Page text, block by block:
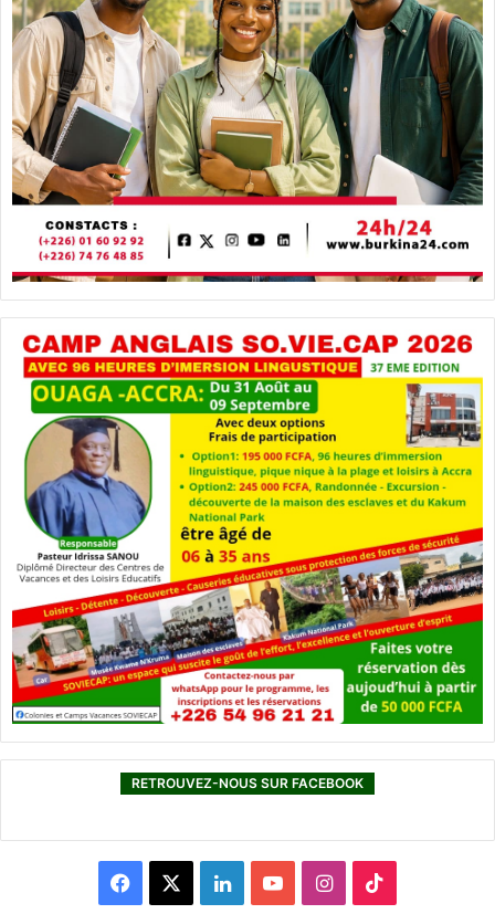
RETROUVEZ-NOUS SUR FACEBOOK
L
I